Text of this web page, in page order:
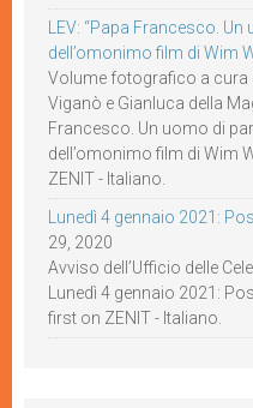
LEV: “Papa Francesco.
dell’omonimo film di Wim
Volume fotografico a
Viganò e Gianluca della
Francesco. Un uomo di
dell’omonimo film di Wim
ZENIT - Italiano.
Lunedì 4 gennaio 2021:
29, 2020
Avviso dell’Ufficio delle
Lunedì 4 gennaio 2021:
first on ZENIT - Italiano.